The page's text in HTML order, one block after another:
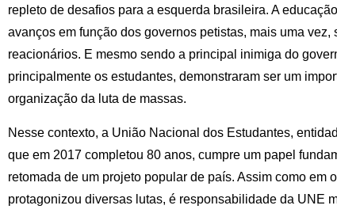
repleto de desafios para a esquerda brasileira. A
avanços em função dos governos petistas, mais uma
reacionários. E mesmo sendo a principal inimiga do
principalmente os estudantes, demonstraram ser um
organização da luta de massas.
Nesse contexto, a União Nacional dos Estudantes,
que em 2017 completou 80 anos, cumpre um papel
retomada de um projeto popular de país. Assim como em
protagonizou diversas lutas, é responsabilidade da UNE